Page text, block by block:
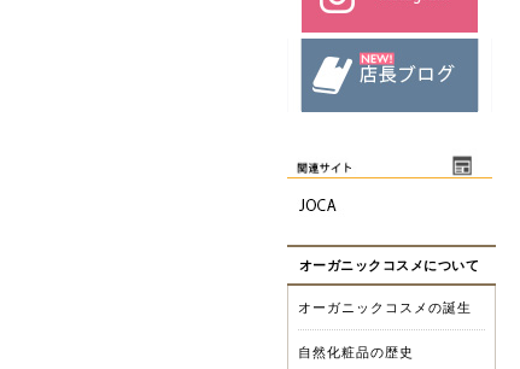
オーガニックコスメについて
オーガニックコスメの誕生
自然化粧品の歴史